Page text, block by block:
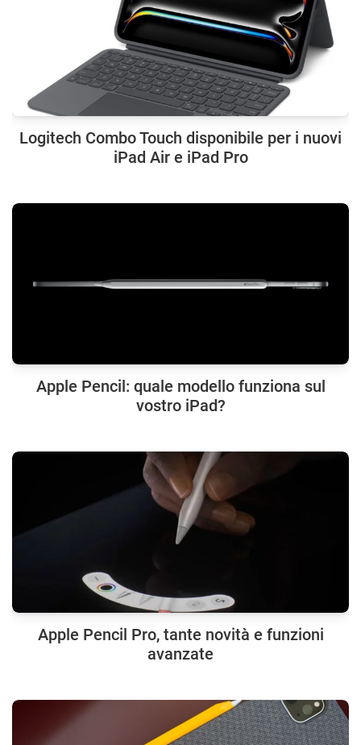
Logitech Combo Touch disponibile per i nuovi
iPad Air e iPad Pro
Apple Pencil: quale modello funziona sul
vostro iPad?
Apple Pencil Pro, tante novità e funzioni
avanzate